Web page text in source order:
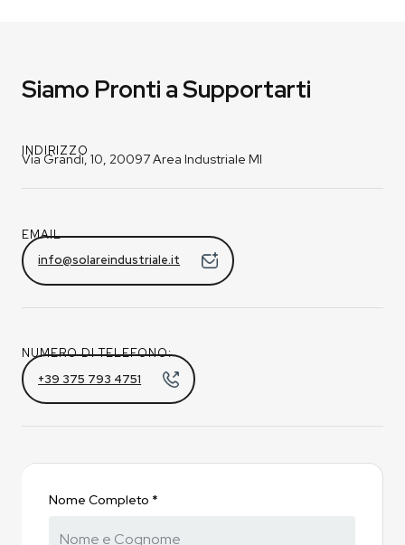
Siamo Pronti a Supportarti
INDIRIZZO
Via Grandi, 10, 20097 Area Industriale MI
EMAIL
info@solareindustriale.it
NUMERO DI TELEFONO:
+39 375 793 4751
Nome Completo *